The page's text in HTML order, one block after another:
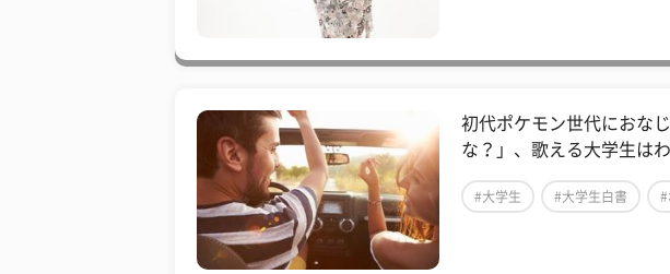
初代ポケモン世代におな
な？」、歌える大学生は
#大学生 #大学生白書 #